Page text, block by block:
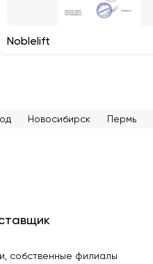
Noblelift
Новосибирск Пермь
собственные филиалы